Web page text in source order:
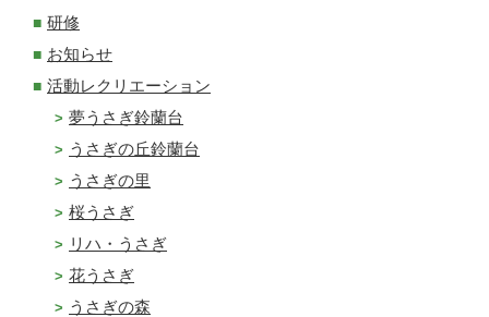
研修
お知らせ
活動レクリエーション
夢うさぎ鈴蘭台
うさぎの丘鈴蘭台
うさぎの里
桜うさぎ
リハ・うさぎ
花うさぎ
うさぎの森